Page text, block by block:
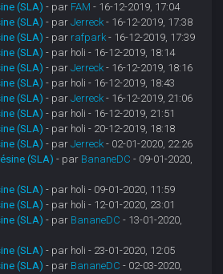
(SLA) - par FAM - 16-12-2019, 17:04
(SLA) - parJerreck - 16-12-2019, 17:38
(SLA) - par rafpark - 16-12-2019, 17:39
(SLA) - par holi - 16-12-2019, 18:14
(SLA) - parJerreck - 16-12-2019, 18:16
(SLA) - par holi - 16-12-2019, 18:43
(SLA) - parJerreck - 16-12-2019, 21:06
(SLA) - par holi - 16-12-2019, 21:51
(SLA) - par holi - 20-12-2019, 18:18
(SLA) - parJerreck - 02-01-2020, 22:26
(SLA) - par BananeDC - 09-01-2020,
(SLA) - par holi - 09-01-2020, 11:59
(SLA) - par holi - 12-01-2020, 23:01
(SLA) - par BananeDC - 13-01-2020,
(SLA) - par holi - 23-01-2020, 12:05
(SLA) - par BananeDC - 02-03-2020,